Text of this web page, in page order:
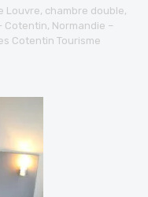
Louvre, chambre double,
Normandie –
Cotentin Tourisme